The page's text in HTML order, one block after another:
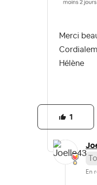
Merci
Hélène
1
En